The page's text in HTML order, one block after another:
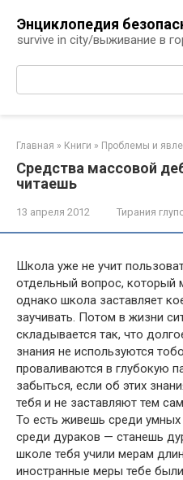
контенту
Энциклопедия
survive in city/выживание в
Поиск:
Главная » Книги » Проблемы и
Средства массовой
читаешь
13 апреля 2012 Тирания
Школа уже не учит
отдельный вопрос, который
однако школа заставляет
заучивать. Потом в жизни
складывается так, что
знания не используются
проваливаются в глубокую
забыться, если об этих
тебя и не заставляют тем
То есть живешь среди
среди дураков — станешь
школе тебя учили мерам
иностранные меры тебе